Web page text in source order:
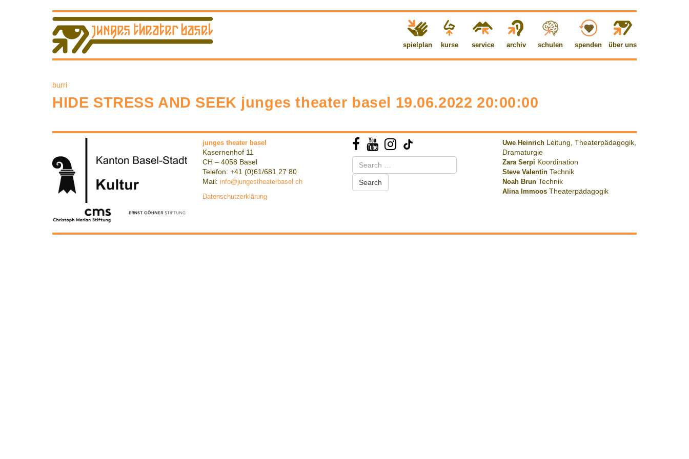
spielplan kurse service archiv schulen spenden über uns
burri
HIDE STRESS AND SEEK junges theater basel 19.06.2022 20:00:00
junges theater basel
Kasernenhof 11
CH – 4058 Basel
Telefon: +41 (0)61/681 27 80
Mail: info@jungestheaterbasel.ch
Datenschutzerklärung
Search
for:
Uwe Heinrich Leitung, Theaterpädagogik,
Dramaturgie
Zara Serpi Koordination
Steve Valentin Technik
Noah Brun Technik
Alina Immoos Theaterpädagogik